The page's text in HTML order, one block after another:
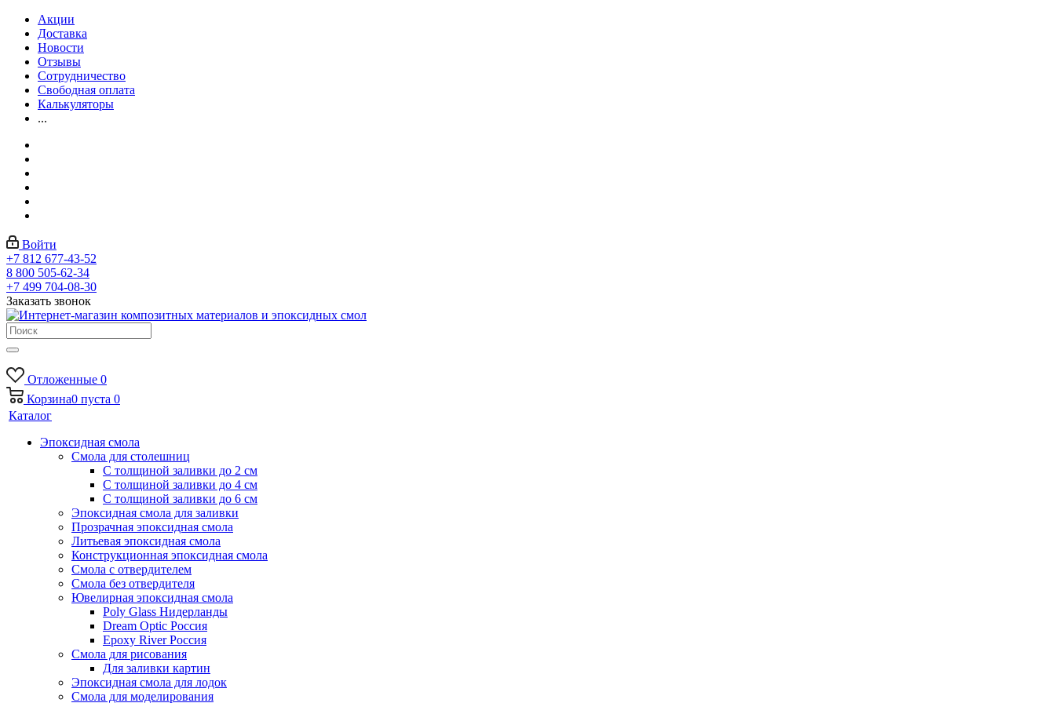
Акции
Доставка
Новости
Отзывы
Сотрудничество
Свободная оплата
Калькуляторы
...
Войти
+7 812 677-43-52
8 800 505-62-34
+7 499 704-08-30
Заказать звонок
Отложенные 0
Корзина0 пуста 0
Каталог
Эпоксидная смола
Смола для столешниц
С толщиной заливки до 2 см
С толщиной заливки до 4 см
С толщиной заливки до 6 см
Эпоксидная смола для заливки
Прозрачная эпоксидная смола
Литьевая эпоксидная смола
Конструкционная эпоксидная смола
Смола с отвердителем
Смола без отвердителя
Ювелирная эпоксидная смола
Poly Glass Нидерланды
Dream Optic Россия
Epoxy River Россия
Смола для рисования
Для заливки картин
Эпоксидная смола для лодок
Смола для моделирования